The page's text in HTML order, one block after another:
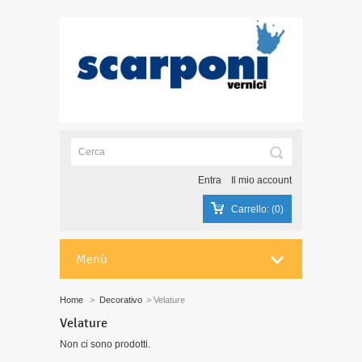
Entra Il mio account
Carrello: (0)
Menù
Home > Decorativo > Velature
Velature
Non ci sono prodotti.